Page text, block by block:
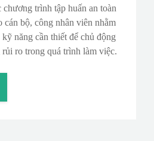
trình tập huấn an toàn
bộ, công nhân viên nhằm
năng cần thiết để chủ động
ro trong quá trình làm việc.